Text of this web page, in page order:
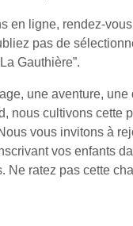
en ligne, rendez-
pas de
Gauthière”.
une aventure, une
nous cultivons cette
vous invitons à
vos enfants
Ne ratez pas cette